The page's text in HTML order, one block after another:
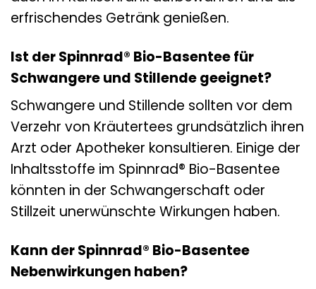
erfrischendes Getränk genießen.
Ist der Spinnrad® Bio-Basentee für
Schwangere und Stillende geeignet?
Schwangere und Stillende sollten vor dem
Verzehr von Kräutertees grundsätzlich ihren
Arzt oder Apotheker konsultieren. Einige der
Inhaltsstoffe im Spinnrad® Bio-Basentee
könnten in der Schwangerschaft oder
Stillzeit unerwünschte Wirkungen haben.
Kann der Spinnrad® Bio-Basentee
Nebenwirkungen haben?